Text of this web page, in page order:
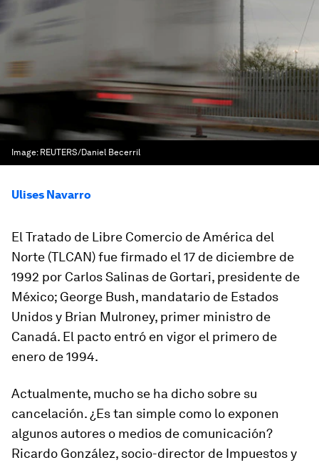
Image: REUTERS/Daniel Becerril
Ulises Navarro
El Tratado de Libre Comercio de América del
Norte (TLCAN) fue firmado el 17 de diciembre de
1992 por Carlos Salinas de Gortari, presidente de
México; George Bush, mandatario de Estados
Unidos y Brian Mulroney, primer ministro de
Canadá. El pacto entró en vigor el primero de
enero de 1994.
Actualmente, mucho se ha dicho sobre su
cancelación. ¿Es tan simple como lo exponen
algunos autores o medios de comunicación?
Ricardo González, socio-director de Impuestos y